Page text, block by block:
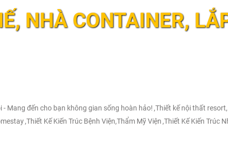
NHÀ CONTAINER,
- Mang đến cho bạn không gian sống hoàn hảo! ,Thiết kế nội thất
,Thiết Kế Kiến Trúc Bệnh Viện,Thẩm Mỹ Viện ,Thiết Kế Kiến Trúc